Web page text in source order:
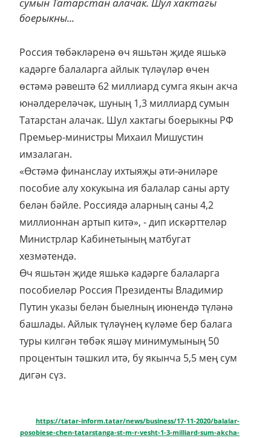
боерыкны...
Россия төбәкләренә өч яшьтән җиде яшькә
кадәрге балаларга айлык түләүләр өчен
өстәмә рәвештә 62 миллиард сумга якын акча
юнәлдереләчәк, шуның 1,3 миллиард сумын
Татарстан алачак. Шул хактагы боерыкны РФ
Премьер-министры Михаил Мишустин
имзалаган.
«Өстәмә финанслау ихтыяҗы әти-әниләре
пособие алу хокукына ия балалар саны арту
белән бәйле. Россиядә аларның саны 4,2
миллионнан артып китә», - дип искәрттеләр
Министрлар Кабинетының матбугат
хезмәтендә.
Өч яшьтән җиде яшькә кадәрге балаларга
пособиеләр Россия Президенты Владимир
Путин указы белән быелның июнендә түләнә
башлады. Айлык түләүнең күләме бер балага
туры килгән төбәк яшәү минимумының 50
процентын тәшкил итә, бу якынча 5,5 мең сум
дигән сүз.
https://tatar-inform.tatar/news/business/17-11-2020/balalar-
posobiese-chen-tatarstanga-st-m-r-vesht-1-3-milliard-sum-akcha-